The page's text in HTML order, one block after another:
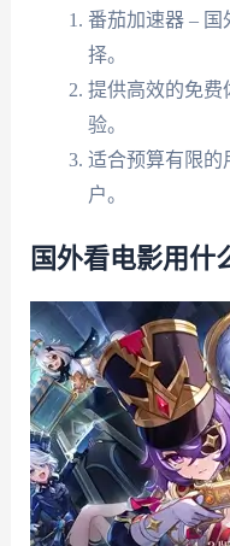
番茄加速器 –
择。
提供高效的免费
验。
适合预算有限的
户。
国外看电影用什